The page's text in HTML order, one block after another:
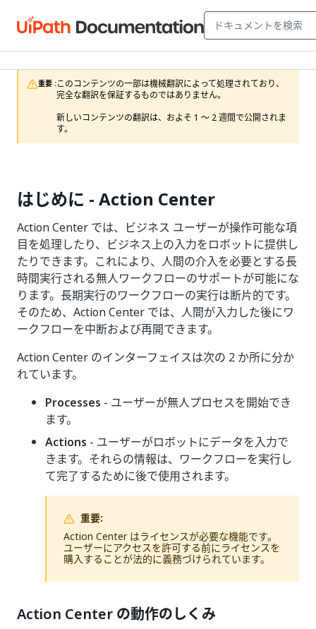
重要 :このコンテンツの一部は機械翻訳によって処理されており、
完全な翻訳を保証するものではありません。
新しいコンテンツの翻訳は、およそ 1 ～ 2 週間で公開されま
す。
はじめに - Action Center
Action Center では、ビジネス ユーザーが操作可能な項
目を処理したり、ビジネス上の入力をロボットに提供し
たりできます。これにより、人間の介入を必要とする長
時間実行される無人ワークフローのサポートが可能にな
ります。長期実行のワークフローの実行は断片的です。
そのため、Action Center では、人間が入力した後にワ
ークフローを中断および再開できます。
Action Center のインターフェイスは次の 2 か所に分か
れています。
Processes - ユーザーが無人プロセスを開始でき
ます。
Actions - ユーザーがロボットにデータを入力で
きます。それらの情報は、ワークフローを実行し
て完了するために後で使用されます。
重要:
Action Center はライセンスが必要な機能です。
ユーザーにアクセスを許可する前にライセンスを
購入することが法的に義務づけられています。
Action Center の動作のしくみ